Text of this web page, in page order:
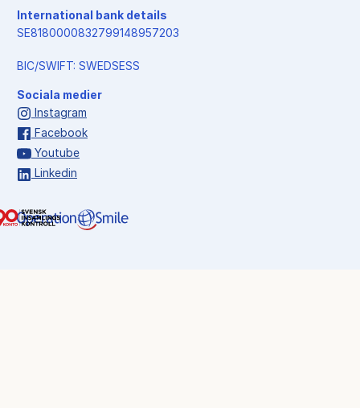
International bank details
SE8180000832799148957203
BIC/SWIFT: SWEDSESS
Sociala medier
Instagram
Facebook
Youtube
Linkedin